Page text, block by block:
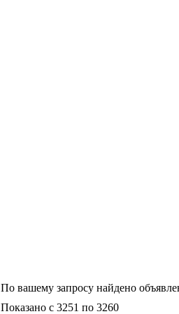
По вашему запросу найдено
Показано с 3251 по 3260